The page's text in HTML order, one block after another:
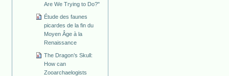
Are We Trying to Do?"
Étude des faunes
picardes de la fin du
Moyen Âge à la
Renaissance
The Dragon’s Skull:
How can
Zooarchaelogists